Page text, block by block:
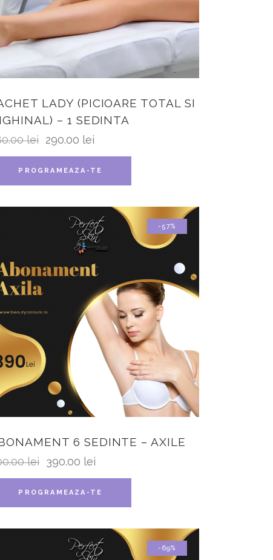
LADY (PICIOARE TOTAL SI
– 1 SEDINTA
lei 290.00 lei
PROGRAMEAZA-TE
-57%
6 SEDINTE – AXILE
lei 390.00 lei
PROGRAMEAZA-TE
-69%